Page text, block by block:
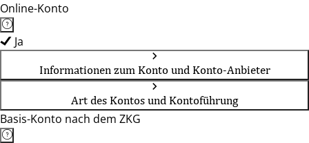
Online-Konto
Ja
Informationen zum Konto und Konto-Anbieter
Art des Kontos und Kontoführung
Basis-Konto nach dem ZKG